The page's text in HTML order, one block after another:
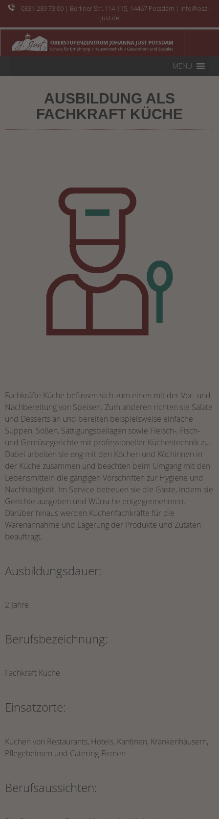
0331-289 73 00 | Berliner Str. 114-115, 14467 Potsdam | info@osz-j-
just.de
MENU
AUSBILDUNG ALS
FACHKRAFT KÜCHE
Fachkräfte Küche befassen sich zum einen mit der Vor- und
Nachbereitung von Speisen. Zum anderen richten sie Salate
und Desserts an und bereiten beispielsweise einfache
Suppen, Soßen, Sättigungsbeilagen sowie Fleisch-, Fisch-
und Gemüsegerichte mit professioneller Küchentechnik zu.
Dabei arbeiten sie eng mit den Köchen und Köchinnen in
der Küche zusammen und beachten beim Umgang mit den
Lebensmitteln die gängigen Vorschriften zur Hygiene und
Nachhaltigkeit. Im Service betreuen sie die Gäste, indem sie
Gerichte ausgeben und Wünsche entgegennehmen.
Darüber hinaus werden Küchenfachkräfte für die
Warenannahme und Lagerung der Produkte und Zutaten
beauftragt.
Ausbildungsdauer:
2 Jahre
Berufsbezeichnung:
Fachkraft Küche
Einsatzorte:
Küchen von Restaurants, Hotels, Kantinen, Krankenhäusern,
Pflegeheimen und Catering-Firmen
Berufsaussichten: